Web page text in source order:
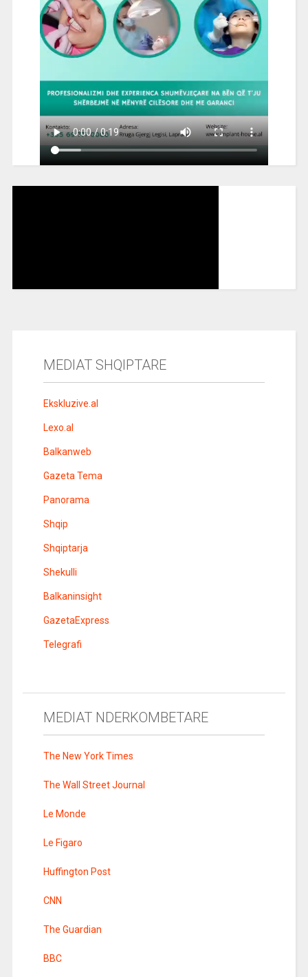
MEDIAT SHQIPTARE
Ekskluzive.al
Lexo.al
Balkanweb
Gazeta Tema
Panorama
Shqip
Shqiptarja
Shekulli
Balkaninsight
GazetaExpress
Telegrafi
MEDIAT NDERKOMBETARE
The New York Times
The Wall Street Journal
Le Monde
Le Figaro
Huffington Post
CNN
The Guardian
BBC